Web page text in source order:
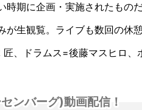
時期に企画・実施されたもの
が生観覧。ライブも数回の休
、ドラムス=後藤マスヒロ
ンバーグ)動画配信！